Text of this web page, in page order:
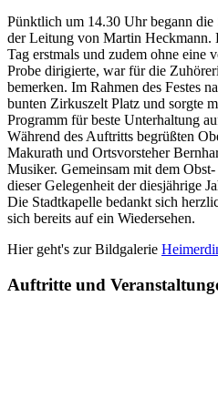
Pünktlich um 14.30 Uhr begann
der Leitung von Martin Heckmann.
Tag erstmals und zudem ohne eine
Probe dirigierte, war für die
bemerken. Im Rahmen des Festes
bunten Zirkuszelt Platz und sorgte
Programm für beste Unterhaltung
Während des Auftritts begrüßten
Makurath und Ortsvorsteher
Musiker. Gemeinsam mit dem
dieser Gelegenheit der diesjährige
Die Stadtkapelle bedankt sich
sich bereits auf ein Wiedersehen.
Hier geht's zur Bildgalerie
Auftritte und